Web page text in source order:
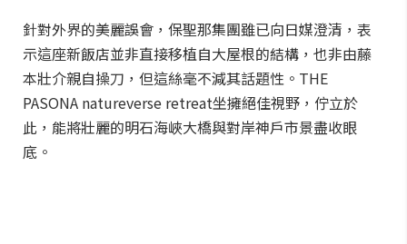
針對外界的美麗誤會，保聖那集團雖已向日媒澄清，表
示這座新飯店並非直接移植自大屋根的結構，也非由藤
本壯介親自操刀，但這絲毫不減其話題性。THE
PASONA natureverse retreat坐擁絕佳視野，佇立於
此，能將壯麗的明石海峽大橋與對岸神戶市景盡收眼
底。